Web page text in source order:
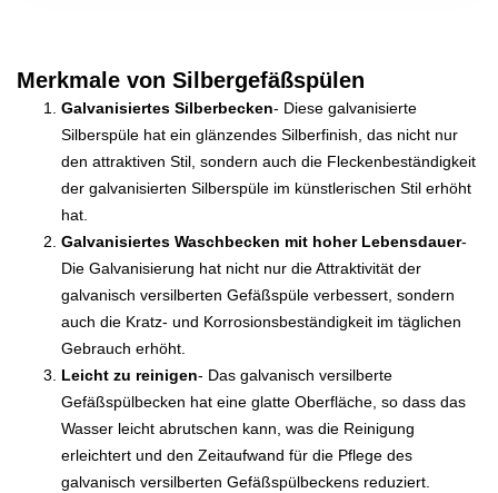
Merkmale von Silbergefäßspülen
Galvanisiertes Silberbecken- Diese galvanisierte
Silberspüle hat ein glänzendes Silberfinish, das nicht nur
den attraktiven Stil, sondern auch die Fleckenbeständigkeit
der galvanisierten Silberspüle im künstlerischen Stil erhöht
hat.
Galvanisiertes Waschbecken mit hoher Lebensdauer-
Die Galvanisierung hat nicht nur die Attraktivität der
galvanisch versilberten Gefäßspüle verbessert, sondern
auch die Kratz- und Korrosionsbeständigkeit im täglichen
Gebrauch erhöht.
Leicht zu reinigen- Das galvanisch versilberte
Gefäßspülbecken hat eine glatte Oberfläche, so dass das
Wasser leicht abrutschen kann, was die Reinigung
erleichtert und den Zeitaufwand für die Pflege des
galvanisch versilberten Gefäßspülbeckens reduziert.